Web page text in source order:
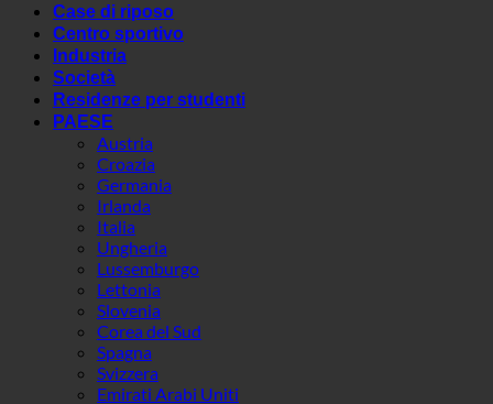
Case di riposo
Centro sportivo
Industria
Società
Residenze per studenti
PAESE
Austria
Croazia
Germania
Irlanda
Italia
Ungheria
Lussemburgo
Lettonia
Slovenia
Corea del Sud
Spagna
Svizzera
Emirati Arabi Uniti